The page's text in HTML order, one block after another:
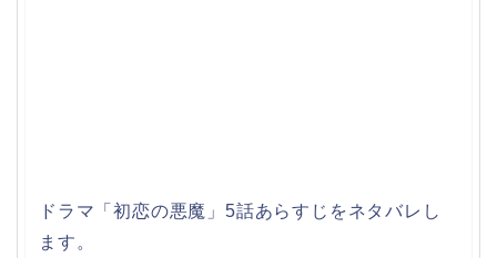
ドラマ「初恋の悪魔」5話あらすじをネタバレし
ます。